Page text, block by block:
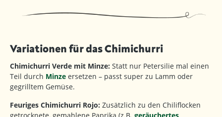
Variationen für das Chimichurri
Chimichurri Verde mit Minze: Statt nur Petersilie mal einen
Teil durch Minze ersetzen – passt super zu Lamm oder
gegrilltem Gemüse.
Feuriges Chimichurri Rojo: Zusätzlich zu den Chiliflocken
getrocknete, gemahlene Paprika (z.B. geräuchertes